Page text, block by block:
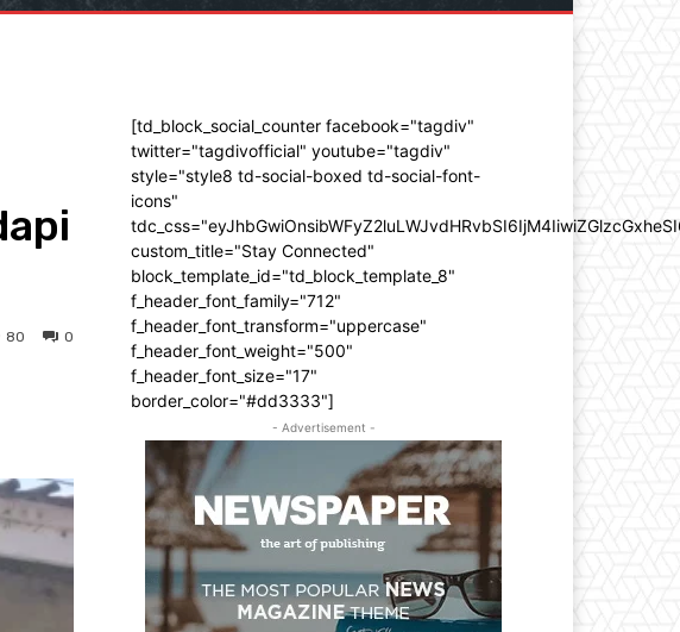
0
80
[td_block_social_counter facebook="tagdiv"
twitter="tagdivofficial" youtube="tagdiv"
style="style8 td-social-boxed td-social-font-
icons"
custom_title="Stay Connected"
block_template_id="td_block_template_8"
f_header_font_family="712"
f_header_font_transform="uppercase"
f_header_font_weight="500"
f_header_font_size="17"
border_color="#dd3333"]
- Advertisement -